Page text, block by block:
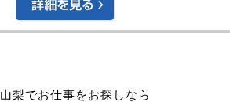
梨でお仕事をお探しなら